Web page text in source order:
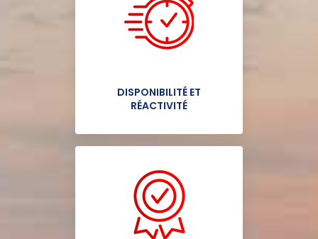
DISPONIBILITÉ ET
RÉACTIVITÉ